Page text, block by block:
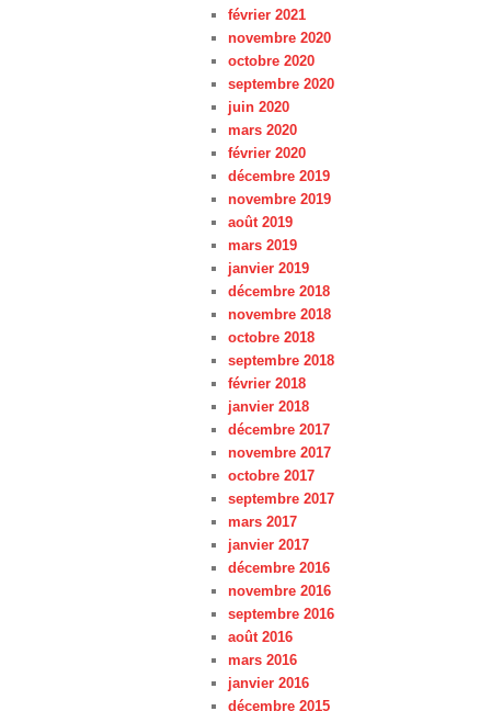
février 2021
novembre 2020
octobre 2020
septembre 2020
juin 2020
mars 2020
février 2020
décembre 2019
novembre 2019
août 2019
mars 2019
janvier 2019
décembre 2018
novembre 2018
octobre 2018
septembre 2018
février 2018
janvier 2018
décembre 2017
novembre 2017
octobre 2017
septembre 2017
mars 2017
janvier 2017
décembre 2016
novembre 2016
septembre 2016
août 2016
mars 2016
janvier 2016
décembre 2015